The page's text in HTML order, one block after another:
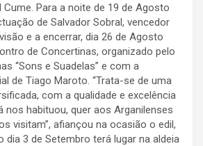
Para a noite de 19 de Agosto
de Salvador Sobral, vencedor
e a encerrar, dia 26 de Agosto
de Concertinas, organizado pelo
“Sons e Suadelas” e com a
de Tiago Maroto. “Trata-se de uma
com a qualidade e excelência
nos habituou, quer aos Arganilenses
visitam”, afiançou na ocasião o edil,
dia 3 de Setembro terá lugar na aldeia